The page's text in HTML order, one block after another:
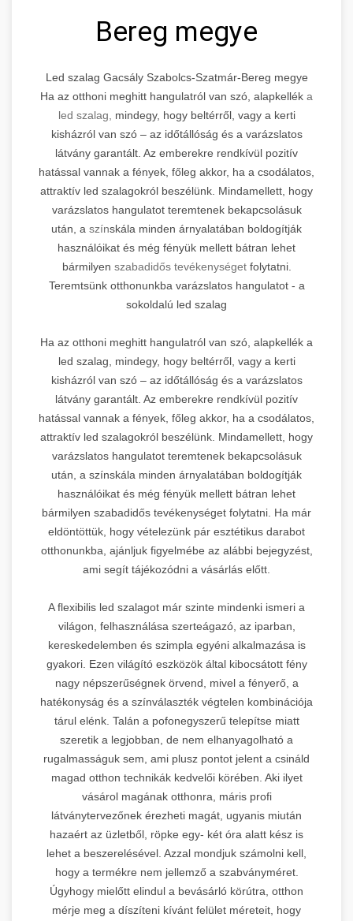
Bereg megye
Led szalag Gacsály Szabolcs-Szatmár-Bereg megye
Ha az otthoni meghitt hangulatról van szó, alapkellék a
led szalag,
mindegy, hogy beltérről, vagy a kerti
kisházról van szó – az időtállóság és a varázslatos
látvány garantált. Az emberekre rendkívül pozitív
hatással vannak a fények, főleg akkor, ha a csodálatos,
attraktív led szalagokról beszélünk. Mindamellett, hogy
varázslatos hangulatot teremtenek bekapcsolásuk
után, a színskála minden árnyalatában boldogítják
használóikat és még fényük mellett bátran lehet
bármilyen szabadidős tevékenységetfolytatni.
Teremtsünk otthonunkba varázslatos hangulatot - a
sokoldalú led szalag
Ha az otthoni meghitt hangulatról van szó, alapkellék a
led szalag, mindegy, hogy beltérről, vagy a kerti
kisházról van szó – az időtállóság és a varázslatos
látvány garantált. Az emberekre rendkívül pozitív
hatással vannak a fények, főleg akkor, ha a csodálatos,
attraktív led szalagokról beszélünk. Mindamellett, hogy
varázslatos hangulatot teremtenek bekapcsolásuk
után, a színskála minden árnyalatában boldogítják
használóikat és még fényük mellett bátran lehet
bármilyen szabadidős tevékenységet folytatni. Ha már
eldöntöttük, hogy vételezünk pár esztétikus darabot
otthonunkba, ajánljuk figyelmébe az alábbi bejegyzést,
ami segít tájékozódni a vásárlás előtt.
A flexibilis led szalagot már szinte mindenki ismeri a
világon, felhasználása szerteágazó, az iparban,
kereskedelemben és szimpla egyéni alkalmazása is
gyakori. Ezen világító eszközök által kibocsátott fény
nagy népszerűségnek örvend, mivel a fényerő, a
hatékonyság és a színválaszték végtelen kombinációja
tárul elénk. Talán a pofonegyszerű telepítse miatt
szeretik a legjobban, de nem elhanyagolható a
rugalmasságuk sem, ami plusz pontot jelent a csináld
magad otthon technikák kedvelői körében. Aki ilyet
vásárol magának otthonra, máris profi
látványtervezőnek érezheti magát, ugyanis miután
hazaért az üzletből, röpke egy- két óra alatt kész is
lehet a beszerelésével. Azzal mondjuk számolni kell,
hogy a termékre nem jellemző a szabványméret.
Úgyhogy mielőtt elindul a bevásárló körútra, otthon
mérje meg a díszíteni kívánt felület méreteit, hogy